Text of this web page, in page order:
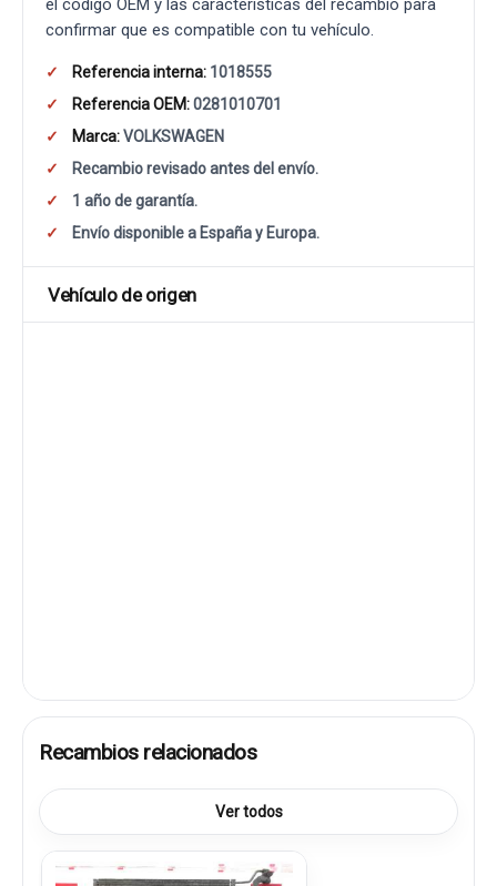
el código OEM y las características del recambio para
confirmar que es compatible con tu vehículo.
Referencia interna: 1018555
Referencia OEM:0281010701
Marca:VOLKSWAGEN
Recambio revisado antes del envío.
1 año de garantía.
Envío disponible a España y Europa.
Vehículo de origen
Recambios relacionados
Ver todos